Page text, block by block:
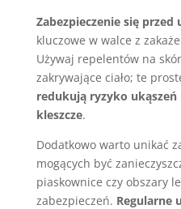
Zabezpieczenie się
kluczowe w walce z
Używaj repelentów na
zakrywające ciało; te
redukują ryzyko ukąszeń
kleszcze.
Dodatkowo warto unikać
mogących być
piaskownice czy obszary
zabezpieczeń. Regularne